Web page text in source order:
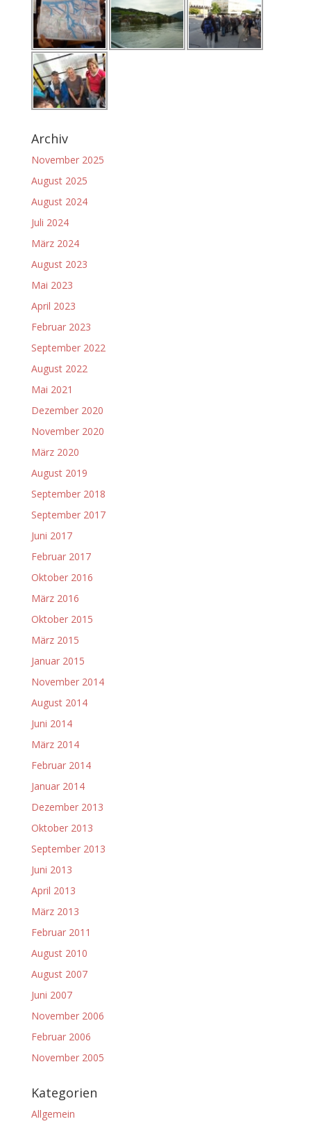
Archiv
November 2025
August 2025
August 2024
Juli 2024
März 2024
August 2023
Mai 2023
April 2023
Februar 2023
September 2022
August 2022
Mai 2021
Dezember 2020
November 2020
März 2020
August 2019
September 2018
September 2017
Juni 2017
Februar 2017
Oktober 2016
März 2016
Oktober 2015
März 2015
Januar 2015
November 2014
August 2014
Juni 2014
März 2014
Februar 2014
Januar 2014
Dezember 2013
Oktober 2013
September 2013
Juni 2013
April 2013
März 2013
Februar 2011
August 2010
August 2007
Juni 2007
November 2006
Februar 2006
November 2005
Kategorien
Allgemein